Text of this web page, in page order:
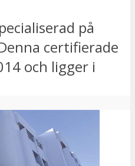
på
certifierade
och ligger i